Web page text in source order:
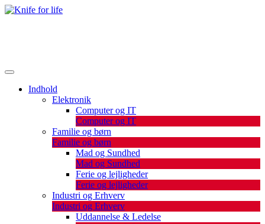
Skip
Indhold
Elektronik
Computer og IT
Computer og IT
Familie og børn
Familie og børn
Mad og Sundhed
Mad og Sundhed
Ferie og lejligheder
Ferie og lejligheder
Industri og Erhverv
Industri og Erhverv
Uddannelse & Ledelse